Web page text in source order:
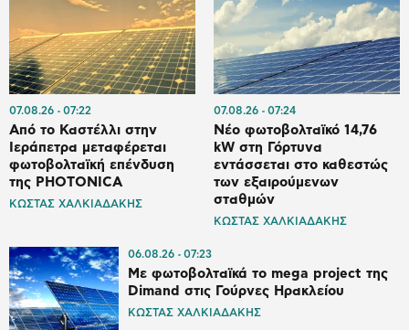
07.08.26 07:22
Από το Καστέλλι στην
Ιεράπετρα μεταφέρεται
φωτοβολταϊκή επένδυση
της PHOTONICA
ΚΩΣΤΑΣ ΧΑΛΚΙΑΔΑΚΗΣ
07.08.26 07:24
Νέο φωτοβολταϊκό 14,76
kW στη Γόρτυνα
εντάσσεται στο καθεστώς
των εξαιρούμενων
σταθμών
ΚΩΣΤΑΣ ΧΑΛΚΙΑΔΑΚΗΣ
06.08.26 07:23
Με φωτοβολταϊκά το mega project της
Dimand στις Γούρνες Ηρακλείου
ΚΩΣΤΑΣ ΧΑΛΚΙΑΔΑΚΗΣ